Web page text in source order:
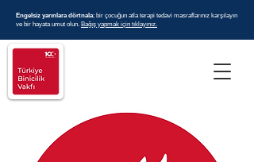
Engelsiz yarınlara dörtnala; bir çocuğun atla terapi tedavi masraflarınız karşılayın
ve bir hayata umut olun. Bağış yapmak için tıklayınız.